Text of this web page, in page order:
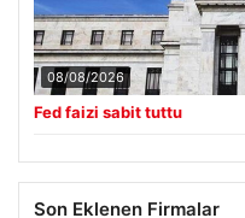
08/08/2026
Fed faizi sabit tuttu
Son Eklenen Firmalar